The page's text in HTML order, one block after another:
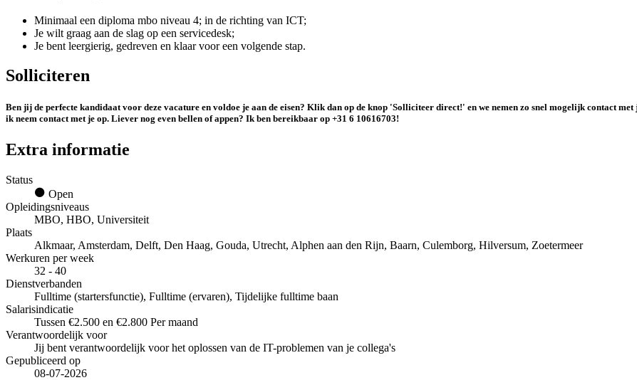
Minimaal een diploma mbo niveau 4; in de richting van ICT;
Je wilt graag aan de slag op een servicedesk;
Je bent leergierig, gedreven en klaar voor een volgende stap.
Solliciteren
Ben jij de perfecte kandidaat voor deze vacature en voldoe je aan de eisen? Klik dan op de knop 'Solliciteer direct!' en we nemen zo snel mogelijk contact
ik neem contact met je op. Liever nog even bellen of appen? Ik ben bereikbaar op +31 6 10616703!
Extra informatie
Status
Open
Opleidingsniveaus
MBO, HBO, Universiteit
Plaats
Alkmaar, Amsterdam, Delft, Den Haag, Gouda, Utrecht, Alphen aan den Rijn, Baarn, Culemborg, Hilversum, Zoetermeer
Werkuren per week
32 - 40
Dienstverbanden
Fulltime (startersfunctie), Fulltime (ervaren), Tijdelijke fulltime baan
Salarisindicatie
Tussen €2.500 en €2.800 Per maand
Verantwoordelijk voor
Jij bent verantwoordelijk voor het oplossen van de IT-problemen van je collega's
Gepubliceerd op
08-07-2026